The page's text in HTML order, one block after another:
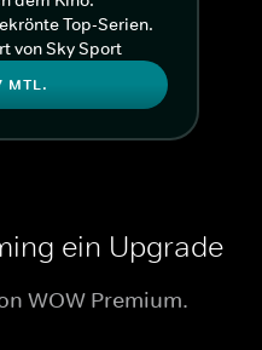
Top-Serien.
von Sky Sport
MTL.
ein Upgrade
WOW Premium.